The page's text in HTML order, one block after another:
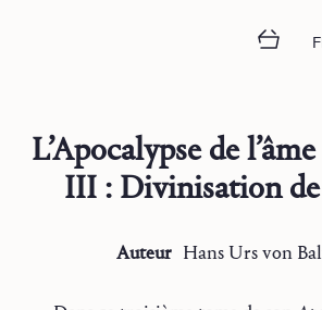
L’Apocalypse de
III : Divinisation
Auteur Hans Ursvon